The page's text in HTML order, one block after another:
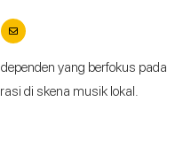
yang berfokus pada
di skena musik lokal.